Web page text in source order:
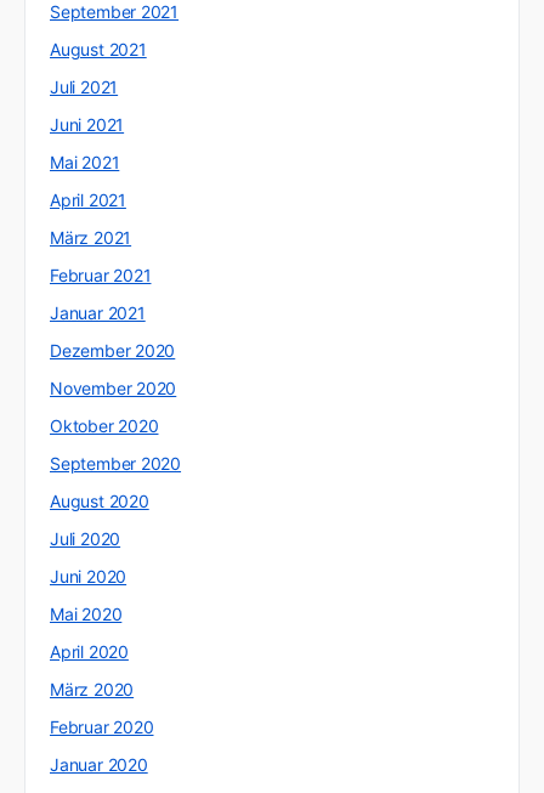
September 2021
August 2021
Juli 2021
Juni 2021
Mai 2021
April 2021
März 2021
Februar 2021
Januar 2021
Dezember 2020
November 2020
Oktober 2020
September 2020
August 2020
Juli 2020
Juni 2020
Mai 2020
April 2020
März 2020
Februar 2020
Januar 2020